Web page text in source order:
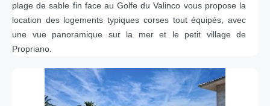
plage de sable fin face au Golfe du Valinco vous propose la
location des logements typiques corses tout équipés, avec
une vue panoramique sur la mer et le petit village de
Propriano.